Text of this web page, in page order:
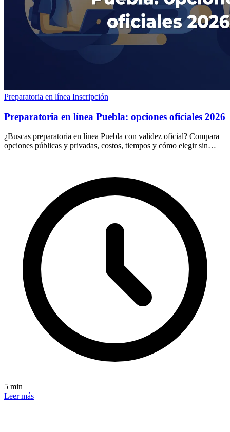
Preparatoria en línea Inscripción
Preparatoria en línea Puebla: opciones oficiales 2026
¿Buscas preparatoria en línea Puebla con validez oficial? Compara
opciones públicas y privadas, costos, tiempos y cómo elegir sin
5 min
Leer más